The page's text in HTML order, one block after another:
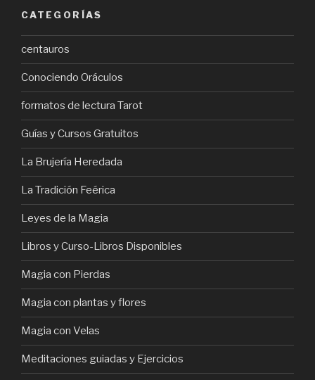
CATEGORÍAS
centauros
Conociendo Oráculos
formatos de lectura Tarot
Guías y Cursos Gratuitos
La Brujería Heredada
La Tradición Feérica
Leyes de la Magia
Libros y Curso-Libros Disponibles
Magia con Pierdas
Magia con plantas y flores
Magia con Velas
Meditaciones guiadas y Ejercicios